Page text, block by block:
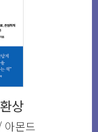
상
아몬드